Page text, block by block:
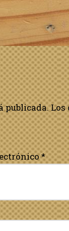
publicada. Los
*